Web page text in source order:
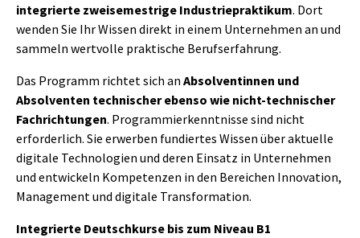
integrierte zweisemestrige Industriepraktikum. Dort
wenden Sie Ihr Wissen direkt in einem Unternehmen an und
sammeln wertvolle praktische Berufserfahrung.
Das Programm richtet sich an Absolventinnen und
Absolventen technischer ebenso wie nicht-technischer
Fachrichtungen. Programmierkenntnisse sind nicht
erforderlich. Sie erwerben fundiertes Wissen über aktuelle
digitale Technologien und deren Einsatz in Unternehmen
und entwickeln Kompetenzen in den Bereichen Innovation,
Management und digitale Transformation.
Integrierte Deutschkurse bis zum Niveau B1